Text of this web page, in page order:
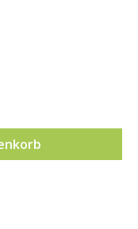
Wert